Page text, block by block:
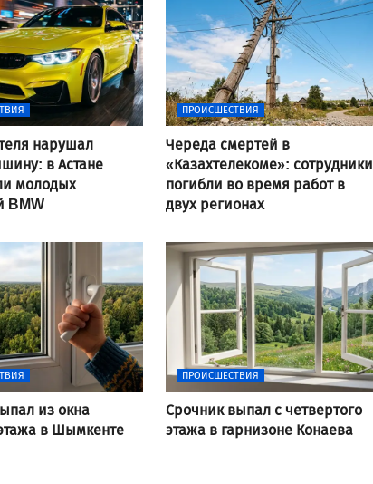
нарушал
в Астане
молодых
BMW
ПРОИСШЕСТВИЯ
Череда смертей в
«Казахтелекоме»: сотрудники
погибли во время работ в
двух регионах
из окна
в Шымкенте
ПРОИСШЕСТВИЯ
Срочник выпал с четвертого
этажа в гарнизоне Конаева